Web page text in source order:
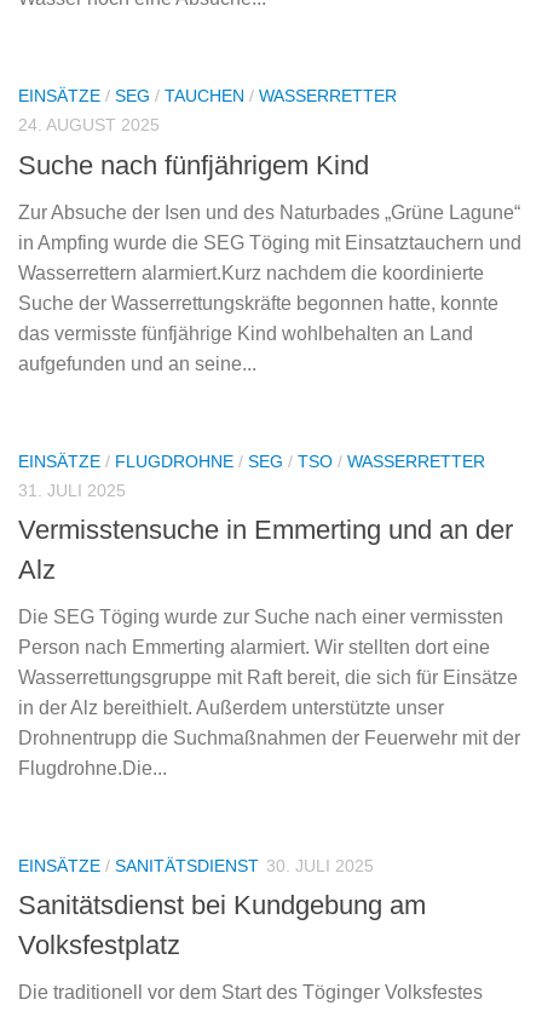
EINSÄTZE / SEG / TAUCHEN / WASSERRETTER
24. AUGUST 2025
Suche nach fünfjährigem Kind
Zur Absuche der Isen und des Naturbades „Grüne Lagune“
in Ampfing wurde die SEG Töging mit Einsatztauchern und
Wasserrettern alarmiert.Kurz nachdem die koordinierte
Suche der Wasserrettungskräfte begonnen hatte, konnte
das vermisste fünfjährige Kind wohlbehalten an Land
aufgefunden und an seine...
EINSÄTZE / FLUGDROHNE / SEG / TSO / WASSERRETTER
31. JULI 2025
Vermisstensuche in Emmerting und an der
Alz
Die SEG Töging wurde zur Suche nach einer vermissten
Person nach Emmerting alarmiert. Wir stellten dort eine
Wasserrettungsgruppe mit Raft bereit, die sich für Einsätze
in der Alz bereithielt. Außerdem unterstützte unser
Drohnentrupp die Suchmaßnahmen der Feuerwehr mit der
Flugdrohne.Die...
EINSÄTZE / SANITÄTSDIENST 30. JULI 2025
Sanitätsdienst bei Kundgebung am
Volksfestplatz
Die traditionell vor dem Start des Töginger Volksfestes